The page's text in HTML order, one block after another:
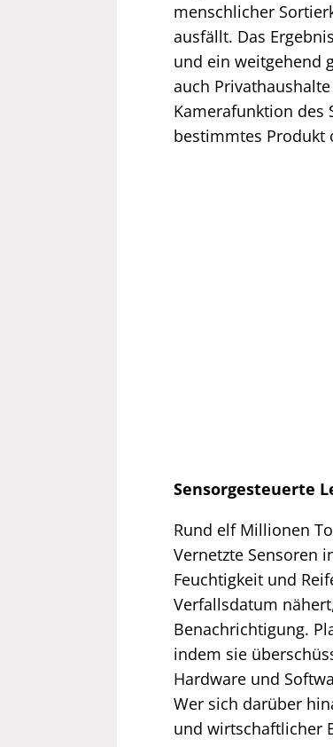
menschlicher
ausfällt. Das
und ein weitgehend
auch
Kamerafunktion des
bestimmtes Produkt
Sensorgesteuerte
Rund elf Millionen
Vernetzte Sensoren
Feuchtigkeit und
Verfallsdatum
Benachrichtigung.
indem sie
Hardware und
Wer sich darüber
und wirtschaftlicher